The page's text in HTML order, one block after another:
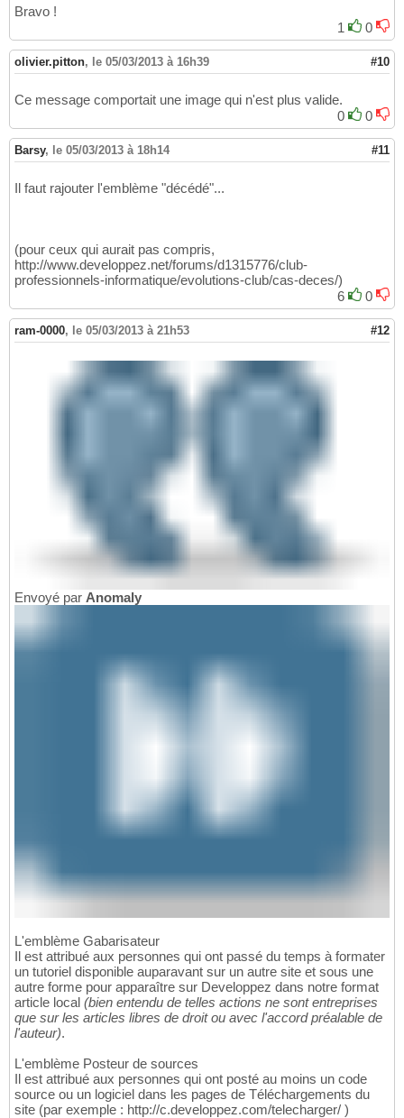
Bravo !
1
0
olivier.pitton, le 05/03/2013 à 16h39 #10
Ce message comportait une image qui n'est plus valide.
0
0
Barsy, le 05/03/2013 à 18h14 #11
Il faut rajouter l'emblème "décédé"...
(pour ceux qui aurait pas compris,
http://www.developpez.net/forums/d1315776/club-
professionnels-informatique/evolutions-club/cas-deces/)
6
0
ram-0000, le 05/03/2013 à 21h53 #12
Envoyé par Anomaly
L'emblème Gabarisateur
Il est attribué aux personnes qui ont passé du temps à formater
un tutoriel disponible auparavant sur un autre site et sous une
autre forme pour apparaître sur Developpez dans notre format
article local (bien entendu de telles actions ne sont entreprises
que sur les articles libres de droit ou avec l'accord préalable de
l'auteur).
L'emblème Posteur de sources
Il est attribué aux personnes qui ont posté au moins un code
source ou un logiciel dans les pages de Téléchargements du
site (par exemple : http://c.developpez.com/telecharger/ )